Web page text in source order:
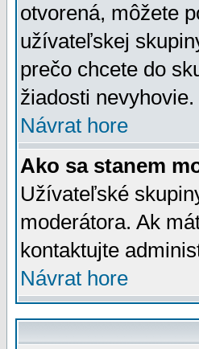
otvorená, môžete
užívateľskej
prečo chcete do
žiadosti
Návrat hore
Ako sa stanem
Užívateľské
moderátora. Ak
kontaktujte
Návrat hore